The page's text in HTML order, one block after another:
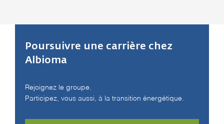
Poursuivre une carrière chez
Albioma
Rejoignez le groupe.
Participez, vous aussi, à la transition énergétique.